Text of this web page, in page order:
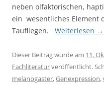
neben olfaktorischen,
ein wesentliches Element
Taufliegen. Weiterlesen →
Dieser Beitrag wurde am 11.
Fachliteraturveröffentlicht.
melanogaster,Genexpression,